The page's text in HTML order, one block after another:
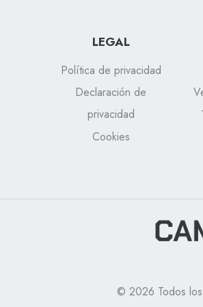
LEGAL
Política de privacidad
Declaración de
privacidad
Cookies
© 2026 Todos